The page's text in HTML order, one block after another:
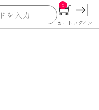
カート
0
ログイン